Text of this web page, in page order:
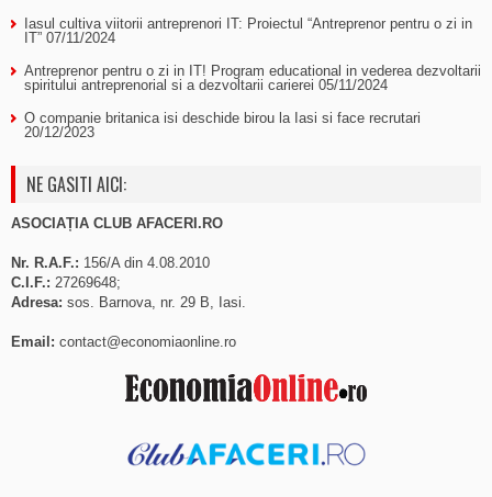
Iasul cultiva viitorii antreprenori IT: Proiectul “Antreprenor pentru o zi in
IT” 07/11/2024
Antreprenor pentru o zi in IT! Program educational in vederea dezvoltarii
spiritului antreprenorial si a dezvoltarii carierei 05/11/2024
O companie britanica isi deschide birou la Iasi si face recrutari
20/12/2023
NE GASITI AICI:
ASOCIAȚIA CLUB AFACERI.RO
Nr. R.A.F.: 156/A din 4.08.2010
C.I.F.: 27269648;
Adresa: sos. Barnova, nr. 29 B, Iasi.
Email: contact@economiaonline.ro